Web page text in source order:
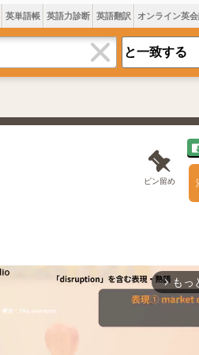
英単語帳 英語力診断 英語翻訳 オンライン英
ピン留め
arrow_forward_ios もっ